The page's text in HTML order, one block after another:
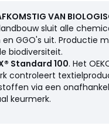
van biologische
12 cm voor maat
17 cm voor maat
25 cm voor maat
VAN
sluit alle
GGO's uit. Productie
biodiversiteit.
Standard 100. Het
controleert
via een
keurmerk.